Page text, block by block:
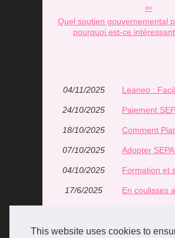
This website uses cookies to
Quel soutien gouvernemental
pourquoi est-ce
04/11/2025 Leaneo :
24/10/2025 Paiement
18/10/2025 Comment
07/10/2025 Adopter
04/10/2025 Formation et
17/6/2025 En coulisses
Les Bons
20/4/2025 TRYBA :